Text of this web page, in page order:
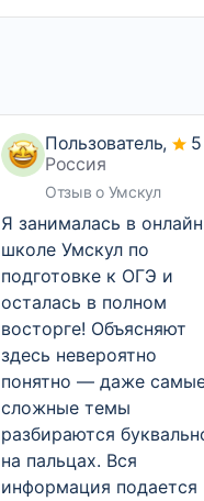
Пользователь,
Россия
Отзыв о Умскул
5
Я занималась в
школе Умскул по
подготовке к ОГЭ и
осталась в полном
восторге! Объясняют
здесь невероятно
понятно — даже
сложные темы
разбираются
на пальцах. Вся
информация подается